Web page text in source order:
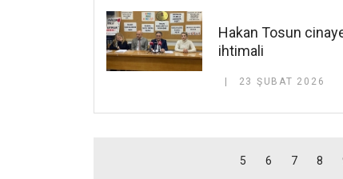
Hakan Tosun
ihtimali
23 ŞUBAT 2026
5 6 7 8